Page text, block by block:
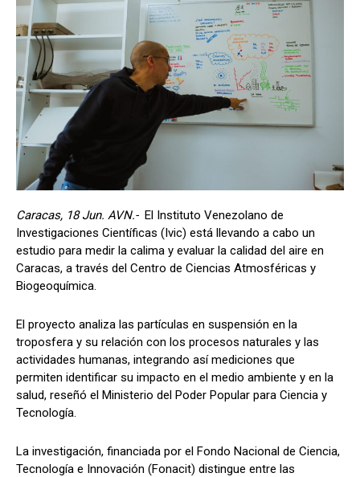
Caracas, 18 Jun. AVN.- El Instituto Venezolano de
Investigaciones Científicas (Ivic) está llevando a cabo un
estudio para medir la calima y evaluar la calidad del aire en
Caracas, a través del Centro de Ciencias Atmosféricas y
Biogeoquímica.
El proyecto analiza las partículas en suspensión en la
troposfera y su relación con los procesos naturales y las
actividades humanas, integrando así mediciones que
permiten identificar su impacto en el medio ambiente y en la
salud, reseñó el Ministerio del Poder Popular para Ciencia y
Tecnología.
La investigación, financiada por el Fondo Nacional de Ciencia,
Tecnología e Innovación (Fonacit) distingue entre las